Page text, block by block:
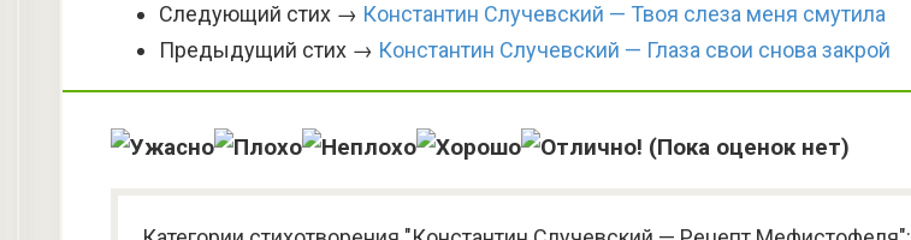
Следующий стих → Константин Случевский — Твоя слеза меня смутила
Предыдущий стих → Константин Случевский — Глаза свои снова закрой
(Пока оценок нет)